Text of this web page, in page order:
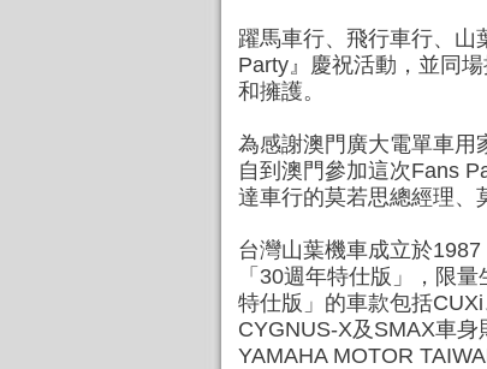
躍馬車行、飛行車行、山
Party』慶祝活動，並同
和擁護。
為感謝澳門廣大電單車用
自到澳門參加這次Fans
達車行的莫若思總經理、
台灣山葉機車成立於
「30週年特仕版」，限
特仕版」的車款包括
CYGNUS-X及SMAX車
YAMAHA MOTOR